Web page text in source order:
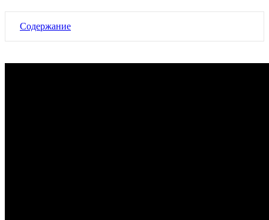
Содержание